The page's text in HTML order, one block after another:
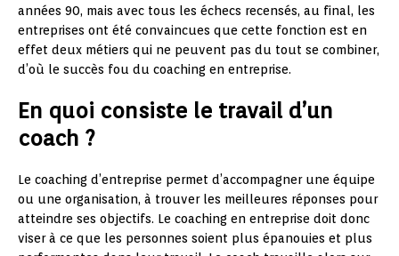
années 90, mais avec tous les échecs recensés, au final, les
entreprises ont été convaincues que cette fonction est en
effet deux métiers qui ne peuvent pas du tout se combiner,
d’où le succès fou du coaching en entreprise.
En quoi consiste le travail d’un
coach ?
Le coaching d’entreprise permet d’accompagner une équipe
ou une organisation, à trouver les meilleures réponses pour
atteindre ses objectifs. Le coaching en entreprise doit donc
viser à ce que les personnes soient plus épanouies et plus